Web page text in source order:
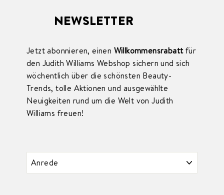
NEWSLETTER
Jetzt abonnieren, einen Willkommensrabattfür
den Judith Williams Webshop sichern und sich
wöchentlich über die schönsten Beauty-
Trends, tolle Aktionen und ausgewählte
Neuigkeiten rund um die Welt von Judith
Williams freuen!